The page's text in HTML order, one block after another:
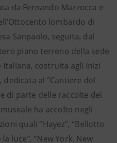
da Fernando Mazzocca e
lombardo di
Sanpaolo, seguita, dal
piano terreno della sede
Italiana, costruita agli inizi
dedicata al “Cantiere del
di parte delle raccolte del
ha accolto negli
quali “Hayez”, “Bellotto
luce”, “New York. New